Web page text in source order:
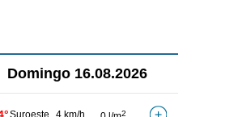
Domingo 16.08.2026
2